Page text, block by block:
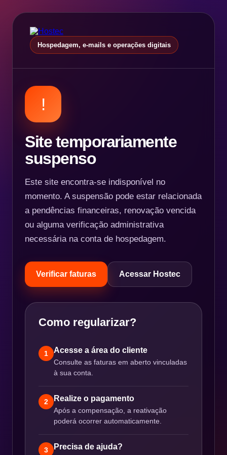
Hospedagem, e-mails e operações digitais
!
Site temporariamente
suspenso
Este site encontra-se indisponível no
momento. A suspensão pode estar relacionada
a pendências financeiras, renovação vencida
ou alguma verificação administrativa
necessária na conta de hospedagem.
Verificar faturas Acessar Hostec
Como regularizar?
1 Acesse a área do cliente
Consulte as faturas em aberto vinculadas
à sua conta.
2 Realize o pagamento
Após a compensação, a reativação
poderá ocorrer automaticamente.
3 Precisa de ajuda?